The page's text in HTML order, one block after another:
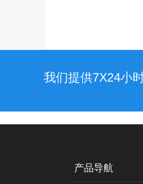
我们提供7X24小
产品导航